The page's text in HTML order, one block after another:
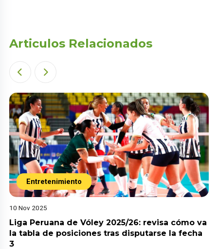
Articulos Relacionados
Entretenimiento
10 Nov 2025
Liga Peruana de Vóley 2025/26: revisa cómo va
la tabla de posiciones tras disputarse la fecha
3